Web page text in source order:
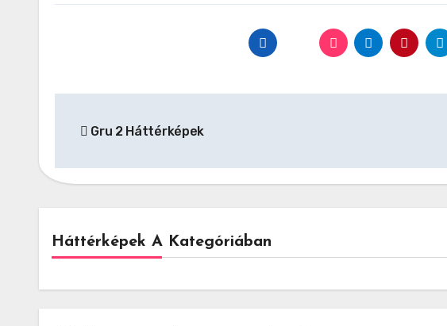
navigáció
Gru 2 Háttérképek
Háttérképek A Kategóriában